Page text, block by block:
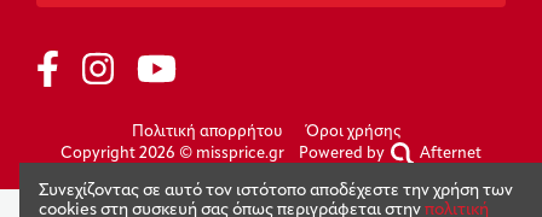
Πολιτική απορρήτου
Όροι χρήσης
Copyright 2026 © missprice.gr
Powered by Afternet
Συνεχίζοντας σε αυτό τον ιστότοπο αποδέχεστε την χρήση των
cookies στη συσκευή σας όπως περιγράφεται στην πολιτική